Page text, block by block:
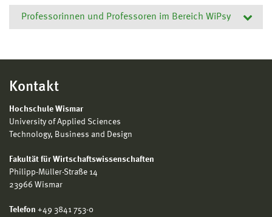
Professorinnen und Professoren im Bereich WiPsy
Prof. Dr. rer. pol.
Building 20 · Room 215b
03841 753–7241
Kontakt
Hochschule Wismar
University of Applied Sciences
Technology, Business and Design
Fakultät für Wirtschaftswissenschaften
Philipp-Müller-Straße 14
23966 Wismar
Telefon +49 3841 753-0